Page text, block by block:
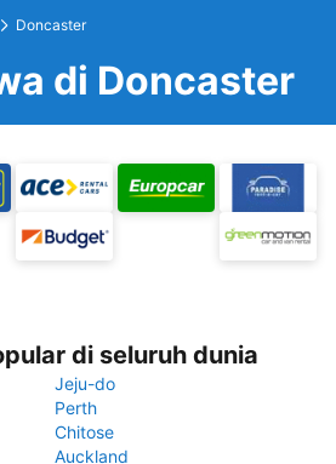
Doncaster
di Doncaster
di seluruh dunia
Jeju-do
Perth
Chitose
Auckland